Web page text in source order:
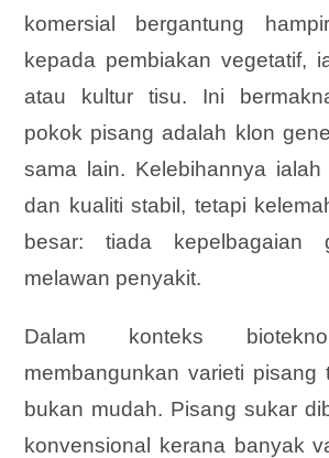
komersial bergantung
kepada pembiakan vegetatif,
atau kultur tisu. Ini
pokok pisang adalah klon
sama lain. Kelebihannya
dan kualiti stabil, tetapi
besar: tiada kepelbagaian
melawan penyakit.
Dalam konteks
membangunkan varieti pisang
bukan mudah. Pisang sukar
konvensional kerana banyak